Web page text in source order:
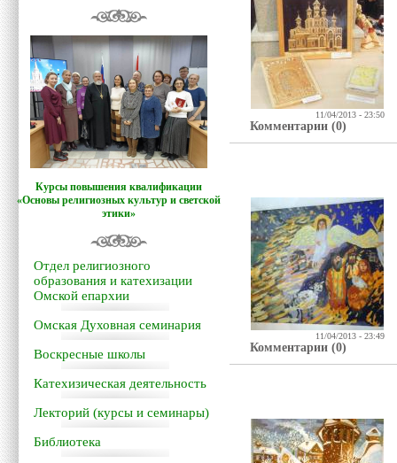
Курсы повышения квалификации
«Основы религиозных культур и светской
этики»
Отдел религиозного
образования и катехизации
Омской епархии
Омская Духовная семинария
Воскресные школы
Катехизическая деятельность
Лекторий (курсы и семинары)
Библиотека
11/04/2013 - 23:50
Комментарии (0)
11/04/2013 - 23:49
Комментарии (0)